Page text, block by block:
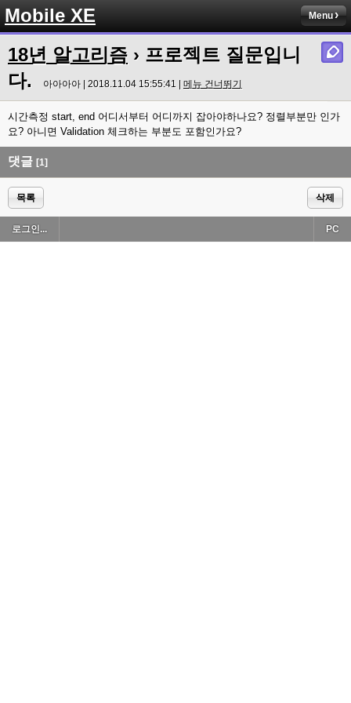
Mobile XE Menu
18년 알고리즘 › 프로젝트 질문입니
다.
아아아아 | 2018.11.04 15:55:41 | 메뉴 건너뛰기
시간측정 start, end 어디서부터 어디까지 잡아야하나요? 정렬부분만 인가
요? 아니면 Validation 체크하는 부분도 포함인가요?
댓글 [1]
목록 삭제
로그인... PC